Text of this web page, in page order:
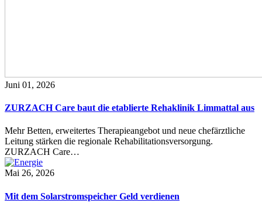
Juni 01, 2026
ZURZACH Care baut die etablierte Rehaklinik Limmattal aus
Mehr Betten, erweitertes Therapieangebot und neue chefärztliche
Leitung stärken die regionale Rehabilitationsversorgung.
ZURZACH Care…
Mai 26, 2026
Mit dem Solarstromspeicher Geld verdienen